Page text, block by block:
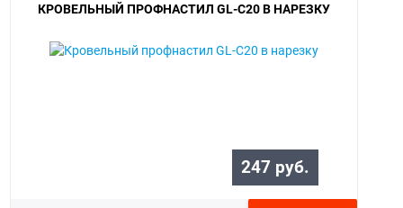
КРОВЕЛЬНЫЙ ПРОФНАСТИЛ GL-С20 В НАРЕЗКУ
247 руб.